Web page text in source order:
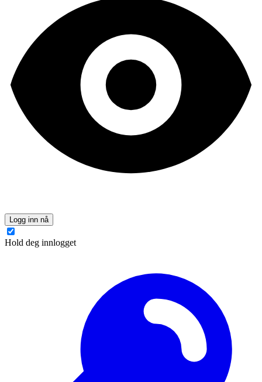
Logg inn nå
Hold deg innlogget